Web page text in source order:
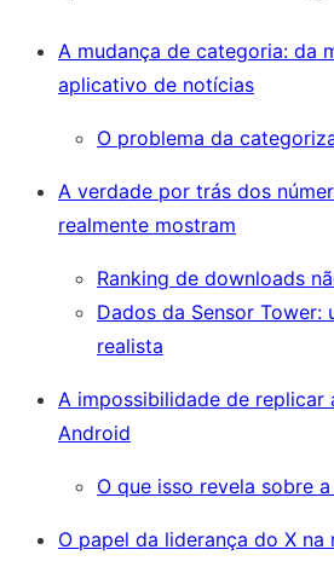
A mudança de categoria: da
aplicativo de notícias
O problema da
A verdade por trás dos
realmente mostram
Ranking de downloads
Dados da Sensor Tower:
realista
A impossibilidade de replicar
Android
O que isso revela sobre
O papel da liderança do X na